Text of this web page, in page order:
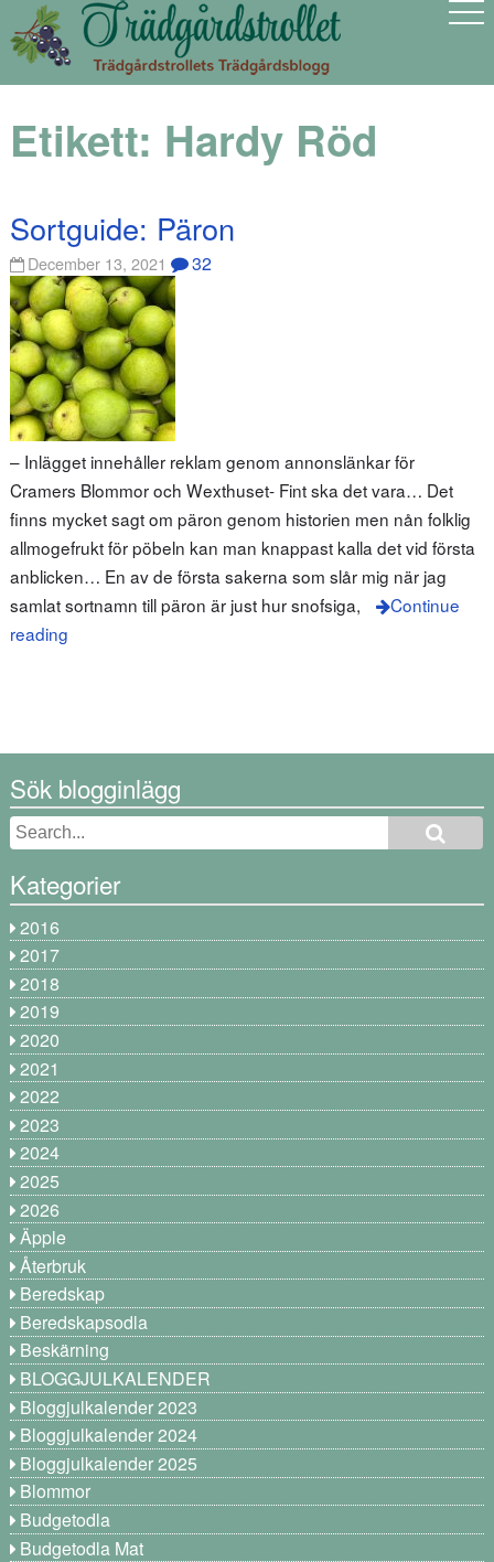
Etikett: Hardy Röd
Sortguide: Päron
December 13, 2021 32
– Inlägget innehåller reklam genom annonslänkar för
Cramers Blommor och Wexthuset- Fint ska det vara… Det
finns mycket sagt om päron genom historien men nån folklig
allmogefrukt för pöbeln kan man knappast kalla det vid första
anblicken… En av de första sakerna som slår mig när jag
samlat sortnamn till päron är just hur snofsiga,
Continue
reading
Sök blogginlägg
Kategorier
2016
2017
2018
2019
2020
2021
2022
2023
2024
2025
2026
Äpple
Återbruk
Beredskap
Beredskapsodla
Beskärning
BLOGGJULKALENDER
Bloggjulkalender 2023
Bloggjulkalender 2024
Bloggjulkalender 2025
Blommor
Budgetodla
Budgetodla Mat